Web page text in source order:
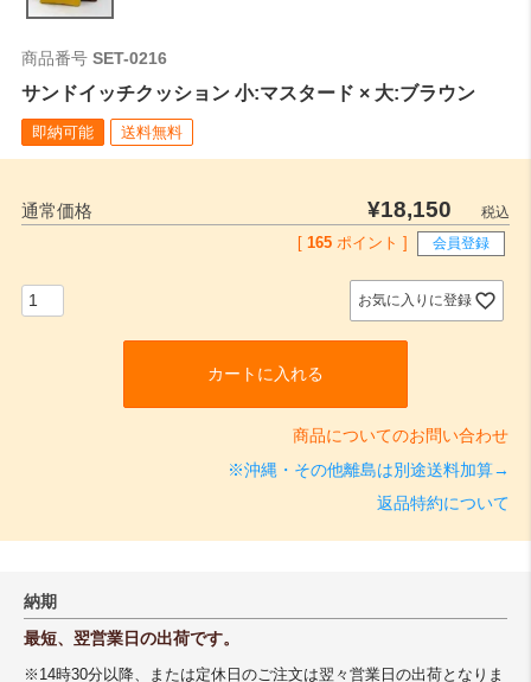
商品番号 SET-0216
サンドイッチクッション 小:マスタード × 大:ブラウン
即納可能 送料無料
通常価格 ¥18,150
税込
165 ポイント ] 会員登録
お気に入りに登録
カートに入れる
商品についてのお問い合わせ
※沖縄・その他離島は別途送料加算→
返品特約について
納期
最短、翌営業日の出荷です。
※14時30分以降、または定休日のご注文は翌々営業日の出荷となりま